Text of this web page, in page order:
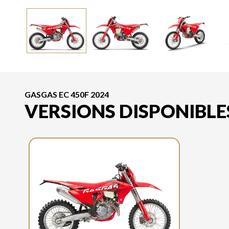
GASGAS EC 450F 2024
VERSIONS